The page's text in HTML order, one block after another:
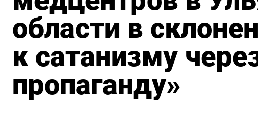
области в
к сатанизму
пропаганду»